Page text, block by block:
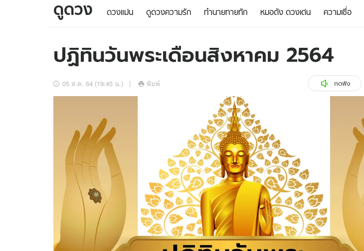
ข่าว
ข่าวบันเทิง
เช็กข่าวชัวร์
ดูดวง - ตรวจหวย
สถิติหวยไทย
ไลฟ์สไตล์
วัยรุ่น
รถยนต์
Tasteful Thailand
Sanook Choice
ดาวน์โหลดสนุกแอปฟรี ติดตามสนุกโซเชียลได้ที่
สงวนลิขสิทธิ์ © 2569 บริษัท อิมเมจ ฟิวเจอร์ (ประเทศไทย) จำกัด
ดูดวง ดวงแม่น ดูดวงความรัก ทํานายทายทัก หมอดัง ดวงเด่น ความเชื่อ
ปฏิทินวันพระเดือนสิงหาคม 2564
05 ส.ค. 64 (19:45 น.) พิมพ์ กดฟัง